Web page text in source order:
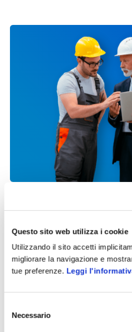
Questo sito web utilizza i cookie
Utilizzando il sito accetti
migliorare la navigazione e
tue preferenze. Leggi
delNecessario
MANUTENZIONE ASSET